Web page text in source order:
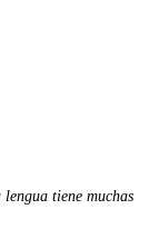
tiene muchas